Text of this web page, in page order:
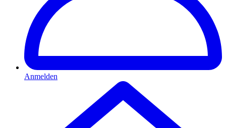
Anmelden